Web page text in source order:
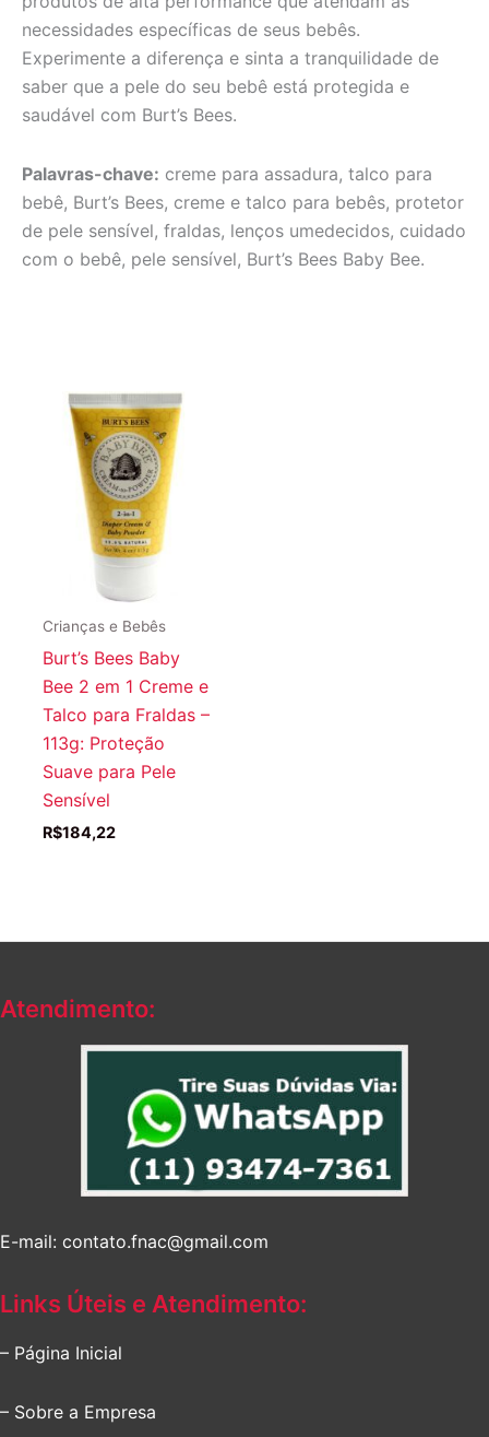
necessidades específicas de seus bebês.
Experimente a diferença e sinta a tranquilidade de
saber que a pele do seu bebê está protegida e
saudável com Burt’s Bees.
Palavras-chave: creme para assadura, talco para
bebê, Burt’s Bees, creme e talco para bebês, protetor
de pele sensível, fraldas, lenços umedecidos, cuidado
com o bebê, pele sensível, Burt’s Bees Baby Bee.
Crianças e Bebês
Burt’s Bees Baby
Bee 2 em 1 Creme e
Talco para Fraldas –
113g: Proteção
Suave para Pele
Sensível
R$184,22
Atendimento:
E-mail: contato.fnac@gmail.com
Links Úteis e Atendimento:
– Página Inicial
– Sobre a Empresa